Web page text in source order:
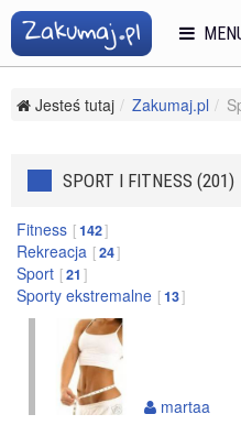
Jesteś tutaj Zakumaj.pl
SPORT I FITNESS (201)
Fitness 142
Rekreacja 24
Sport 21
Sporty ekstremalne 13
martaa